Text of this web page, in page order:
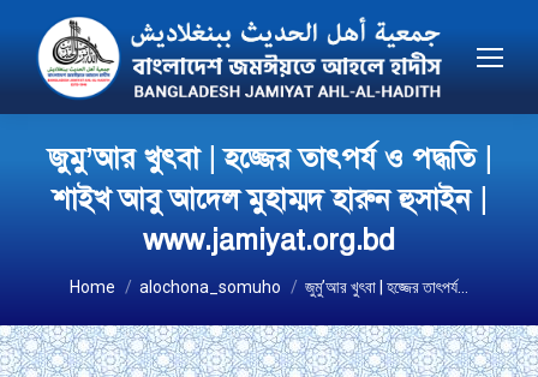
জুমু’আর খুৎবা | হজ্জের তাৎপর্য ও পদ্ধতি |
শাইখ আবু আদেল মুহাম্মদ হারুন হুসাইন |
www.jamiyat.org.bd
You are here:
Home alochona_somuho জুমু’আর খুৎবা | হজ্জের তাৎপর্য…